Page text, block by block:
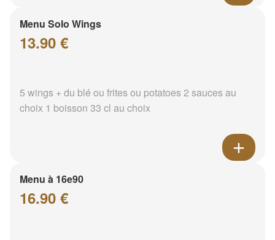
Menu Solo Wings
13.90 €
5 wings + du blé ou frites ou potatoes 2 sauces au
choix 1 boisson 33 cl au choix
Menu à 16e90
16.90 €